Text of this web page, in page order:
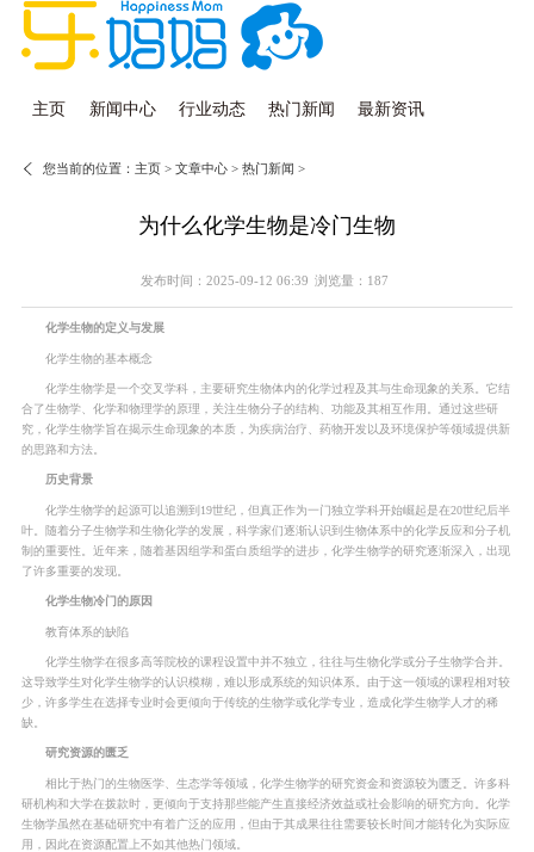
主页 新闻中心 行业动态 热门新闻 最新资讯
您当前的位置：主页 >文章中心 >热门新闻 >
为什么化学生物是冷门生物
发布时间：2025-09-12 06:39 浏览量：187
化学生物的定义与发展
化学生物的基本概念
化学生物学是一个交叉学科，主要研究生物体内的化学过程及其与生命现象的关系。它结
合了生物学、化学和物理学的原理，关注生物分子的结构、功能及其相互作用。通过这些研
究，化学生物学旨在揭示生命现象的本质，为疾病治疗、药物开发以及环境保护等领域提供新
的思路和方法。
历史背景
化学生物学的起源可以追溯到19世纪，但真正作为一门独立学科开始崛起是在20世纪后半
叶。随着分子生物学和生物化学的发展，科学家们逐渐认识到生物体系中的化学反应和分子机
制的重要性。近年来，随着基因组学和蛋白质组学的进步，化学生物学的研究逐渐深入，出现
了许多重要的发现。
化学生物冷门的原因
教育体系的缺陷
化学生物学在很多高等院校的课程设置中并不独立，往往与生物化学或分子生物学合并。
这导致学生对化学生物学的认识模糊，难以形成系统的知识体系。由于这一领域的课程相对较
少，许多学生在选择专业时会更倾向于传统的生物学或化学专业，造成化学生物学人才的稀
缺。
研究资源的匮乏
相比于热门的生物医学、生态学等领域，化学生物学的研究资金和资源较为匮乏。许多科
研机构和大学在拨款时，更倾向于支持那些能产生直接经济效益或社会影响的研究方向。化学
生物学虽然在基础研究中有着广泛的应用，但由于其成果往往需要较长时间才能转化为实际应
用，因此在资源配置上不如其他热门领域。